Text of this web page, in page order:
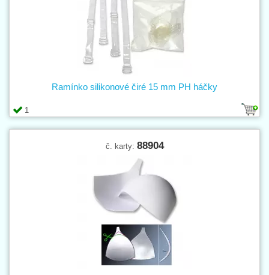
1
Ramínko silikonové čiré 15 mm PH háčky
č. karty: 88904